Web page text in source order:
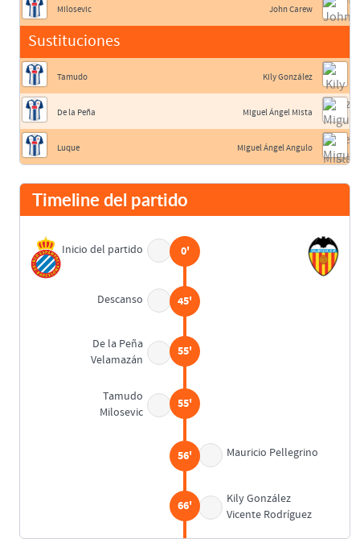
Milosevic
Sustituciones
Tamudo
De la Peña
Luque
John Carew
Kily González
Miguel Ángel Mista
Miguel Ángel Angulo
Timeline del partido
Inicio del partido 0'
Descanso 45'
De la Peña
Velamazán
55'
Tamudo
Milosevic
55'
Mauricio Pellegrino
56'
Kily González
Vicente Rodríguez
66'